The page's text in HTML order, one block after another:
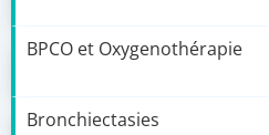
BPCO et Oxygenothérapie
Bronchiectasies